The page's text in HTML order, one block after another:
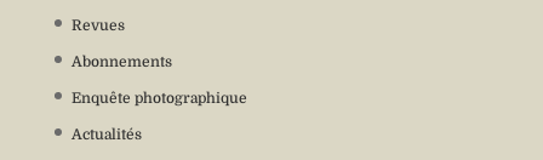
Revues
Abonnements
Enquête photographique
Actualités